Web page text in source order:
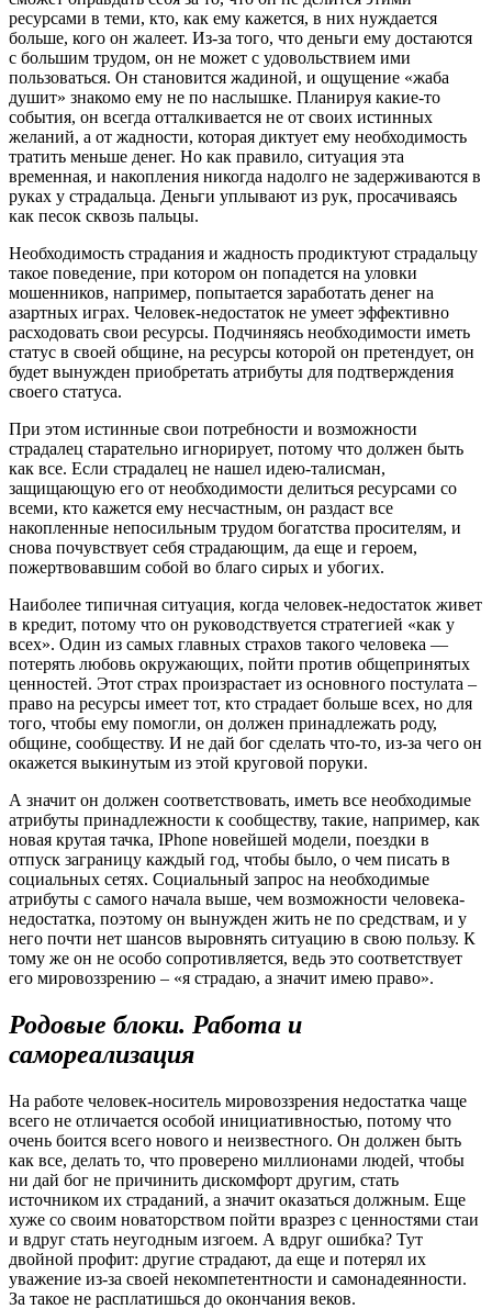
ресурсами в теми, кто, как ему кажется, в них нуждается
больше, кого он жалеет. Из-за того, что деньги ему достаются
с большим трудом, он не может с удовольствием ими
пользоваться. Он становится жадиной, и ощущение «жаба
душит» знакомо ему не по наслышке. Планируя какие-то
события, он всегда отталкивается не от своих истинных
желаний, а от жадности, которая диктует ему необходимость
тратить меньше денег. Но как правило, ситуация эта
временная, и накопления никогда надолго не задерживаются в
руках у страдальца. Деньги уплывают из рук, просачиваясь
как песок сквозь пальцы.
Необходимость страдания и жадность продиктуют страдальцу
такое поведение, при котором он попадется на уловки
мошенников, например, попытается заработать денег на
азартных играх. Человек-недостаток не умеет эффективно
расходовать свои ресурсы. Подчиняясь необходимости иметь
статус в своей общине, на ресурсы которой он претендует, он
будет вынужден приобретать атрибуты для подтверждения
своего статуса.
При этом истинные свои потребности и возможности
страдалец старательно игнорирует, потому что должен быть
как все. Если страдалец не нашел идею-талисман,
защищающую его от необходимости делиться ресурсами со
всеми, кто кажется ему несчастным, он раздаст все
накопленные непосильным трудом богатства просителям, и
снова почувствует себя страдающим, да еще и героем,
пожертвовавшим собой во благо сирых и убогих.
Наиболее типичная ситуация, когда человек-недостаток живет
в кредит, потому что он руководствуется стратегией «как у
всех». Один из самых главных страхов такого человека —
потерять любовь окружающих, пойти против общепринятых
ценностей. Этот страх произрастает из основного постулата –
право на ресурсы имеет тот, кто страдает больше всех, но для
того, чтобы ему помогли, он должен принадлежать роду,
общине, сообществу. И не дай бог сделать что-то, из-за чего он
окажется выкинутым из этой круговой поруки.
А значит он должен соответствовать, иметь все необходимые
атрибуты принадлежности к сообществу, такие, например, как
новая крутая тачка, IPhone новейшей модели, поездки в
отпуск заграницу каждый год, чтобы было, о чем писать в
социальных сетях. Социальный запрос на необходимые
атрибуты с самого начала выше, чем возможности человека-
недостатка, поэтому он вынужден жить не по средствам, и у
него почти нет шансов выровнять ситуацию в свою пользу. К
тому же он не особо сопротивляется, ведь это соответствует
его мировоззрению – «я страдаю, а значит имею право».
Родовые блоки. Работа и
самореализация
На работе человек-носитель мировоззрения недостатка чаще
всего не отличается особой инициативностью, потому что
очень боится всего нового и неизвестного. Он должен быть
как все, делать то, что проверено миллионами людей, чтобы
ни дай бог не причинить дискомфорт другим, стать
источником их страданий, а значит оказаться должным. Еще
хуже со своим новаторством пойти вразрез с ценностями стаи
и вдруг стать неугодным изгоем. А вдруг ошибка? Тут
двойной профит: другие страдают, да еще и потерял их
уважение из-за своей некомпетентности и самонадеянности.
За такое не расплатишься до окончания веков.